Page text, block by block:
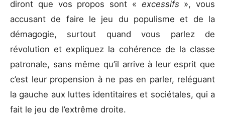
diront que vos propos sont « excessifs », vous
accusant de faire le jeu du populisme et de la
démagogie, surtout quand vous parlez de
révolution et expliquez la cohérence de la classe
patronale, sans même qu’il arrive à leur esprit que
c’est leur propension à ne pas en parler, reléguant
la gauche aux luttes identitaires et sociétales, qui a
fait le jeu de l’extrême droite.